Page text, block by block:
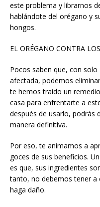
este problema y librarnos
hablándote del orégano y
hongos.
EL ORÉGANO CONTRA
Pocos saben que, con
afectada, podemos
te hemos traido un
casa para enfrentarte a
después de usarlo, podrás
manera definitiva.
Por eso, te animamos a
goces de sus beneficios.
es que, sus ingredientes
tanto, no debemos tener a
haga daño.